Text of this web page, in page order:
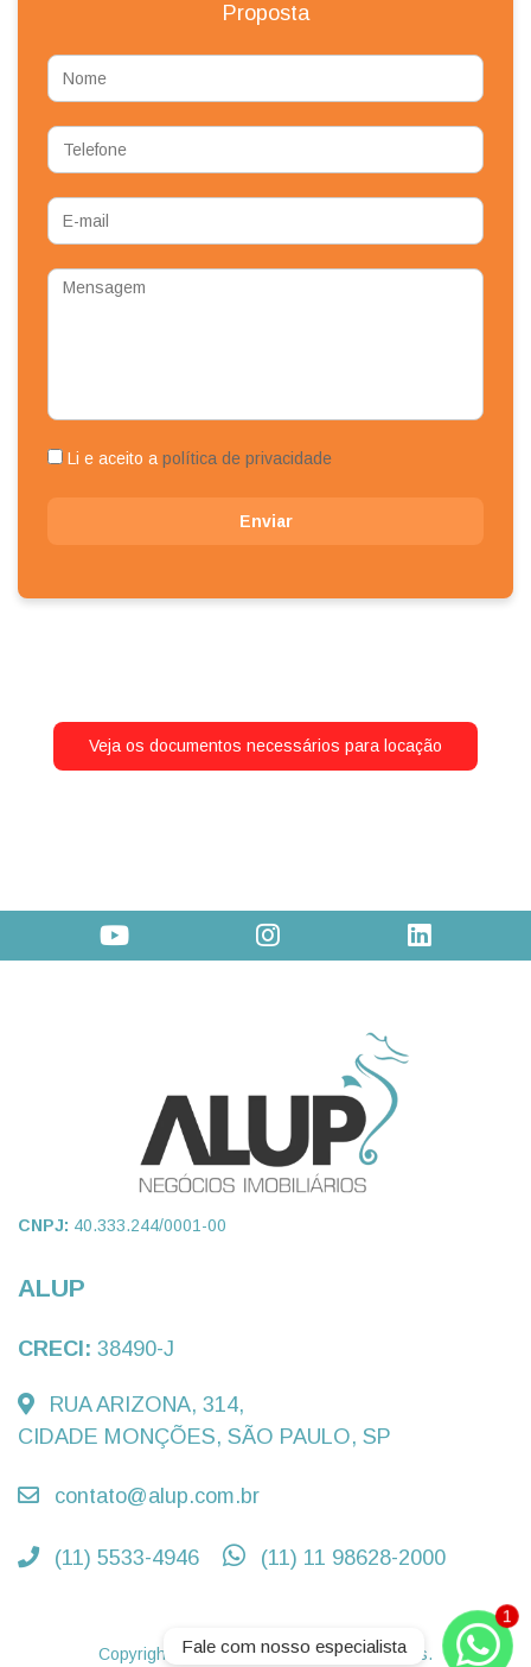
Fale com nosso especialista
Proposta
Nome
Telefone
E-
mail
Mensagem
Li e aceito a política de privacidade
Enviar
Veja os documentos necessários para locação
CNPJ: 40.333.244/0001-00
ALUP
CRECI: 38490-J
RUA ARIZONA, 314,
CIDADE MONÇÕES, SÃO PAULO, SP
contato@alup.com.br
(11) 5533-4946 (11) 11 98628-2000
Copyright © - Todos os direitos reservados.